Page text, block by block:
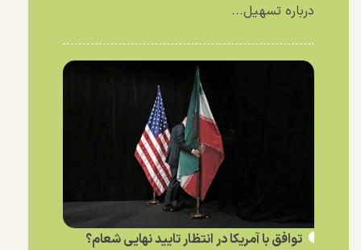
درباره تسهیل...
توافق با آمریکا در انتظار تایید نهایی شعام؟